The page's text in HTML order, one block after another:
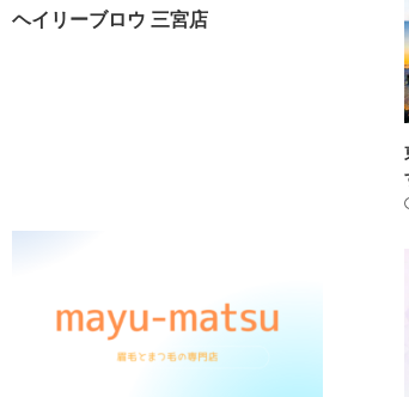
ヘイリーブロウ 三宮店